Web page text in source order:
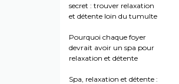
secret : trouver relaxation
et détente loin du tumulte
Pourquoi chaque foyer
devrait avoir un spa pour
relaxation et détente
Spa, relaxation et détente :